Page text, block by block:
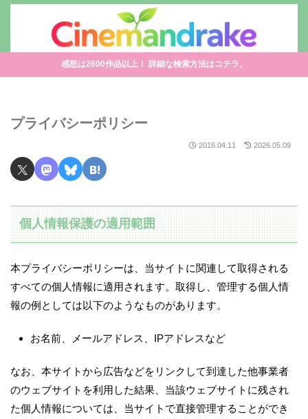
感想は2600作品以上！ 詳細な検索方法はコチラ。
プライバシーポリシー
2016.04.11 2026.05.09
個人情報保護の適用範囲
本プライバシーポリシーは、当サイトに関連して取得される
すべての個人情報に適用されます。取得し、管理する個人情
報の例としては以下のようなものがあります。
お名前、メールアドレス、IPアドレスなど
なお、本サイトから広告などをリンクして到達した他事業者
のウェブサイトを利用した結果、当該ウェブサイトに残され
た個人情報については、当サイトで直接管理することができ